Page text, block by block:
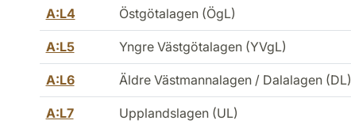
A:L4 Östgötalagen (ÖgL)
A:L5 Yngre Västgötalagen (YVgL)
A:L6 Äldre Västmannalagen / Dalalagen (DL)
A:L7 Upplandslagen (UL)